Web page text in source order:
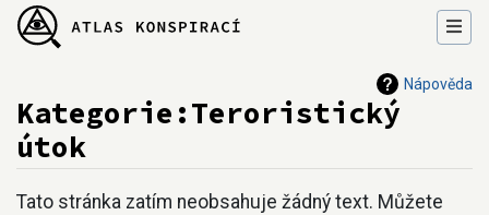
Nápověda
Kategorie:Teroristický
útok
Přejít na:navigace, hledání
Tato stránka zatím neobsahuje žádný text. Můžete